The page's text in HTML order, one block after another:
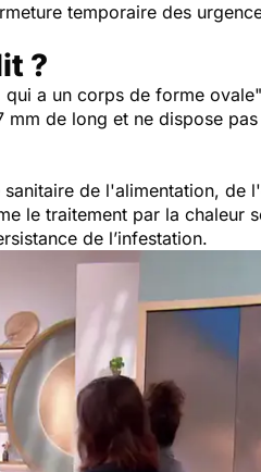
temporaire des
?
qui a un corps de forme ovale
de long et ne dispose pas
de l'alimentation, de
le traitement par la chaleur
de l’infestation.